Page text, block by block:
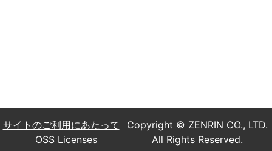
サイトのご利用にあたって
OSS Licenses
Copyright © ZENRIN CO., LTD.
All Rights Reserved.